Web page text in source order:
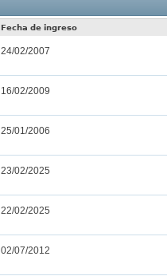
Fecha de ingreso
24/02/2007
16/02/2009
25/01/2006
23/02/2025
22/02/2025
02/07/2012